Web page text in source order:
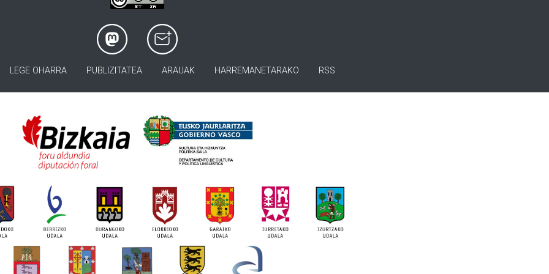
LEGE OHARRA PUBLIZITATEA ARAUAK HARREMANETARAKO RSS